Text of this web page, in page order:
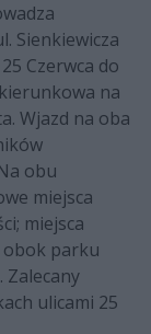
Sienkiewicza
Czerwca do
na
Wjazd na oba
obu
miejsca
miejsca
obok parku
Zalecany
ulicami 25